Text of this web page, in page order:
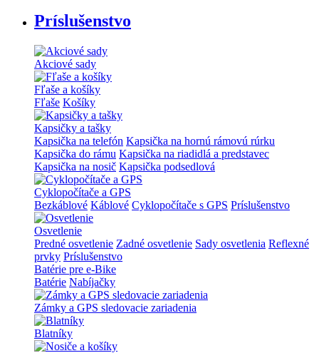
Príslušenstvo
Akciové sady
Fľaše a košíky
Fľaše Košíky
Kapsičky a tašky
Kapsička na telefón Kapsička na hornú rámovú rúrku
Kapsička do rámu Kapsička na riadidlá a predstavec
Kapsička na nosič Kapsička podsedlová
Cyklopočítače a GPS
Bezkáblové Káblové Cyklopočítače s GPS Príslušenstvo
Osvetlenie
Predné osvetlenie Zadné osvetlenie Sady osvetlenia Reflexné
prvky Príslušenstvo
Batérie pre e-Bike
Batérie Nabíjačky
Zámky a GPS sledovacie zariadenia
Blatníky